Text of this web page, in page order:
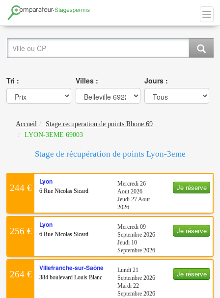
Tri : Villes : Jours :
Accueil
Stage recuperation de points Rhone 69
LYON-3EME 69003
Stage de récupération de points Lyon-3eme
Je réserve
244 €
Lyon
6 Rue Nicolas Sicard
Mercredi 26
Aout 2026
Jeudi 27 Aout
2026
Je réserve
256 €
Lyon
6 Rue Nicolas Sicard
Mercredi 09
Septembre 2026
Jeudi 10
Septembre 2026
Je réserve
264 €
Villefranche-sur-Saône
384 boulevard Louis Blanc
Lundi 21
Septembre 2026
Mardi 22
Septembre 2026